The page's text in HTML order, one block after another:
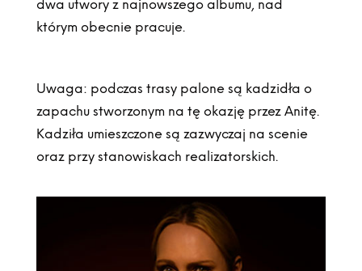
dwa utwory z najnowszego albumu, nad
którym obecnie pracuje.
Uwaga: podczas trasy palone są kadzidła o
zapachu stworzonym na tę okazję przez Anitę.
Kadziła umieszczone są zazwyczaj na scenie
oraz przy stanowiskach realizatorskich.